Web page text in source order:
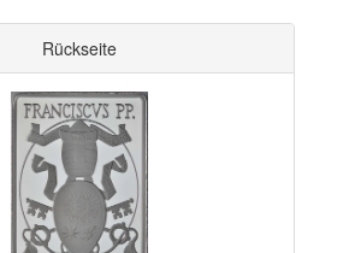
Rückseite